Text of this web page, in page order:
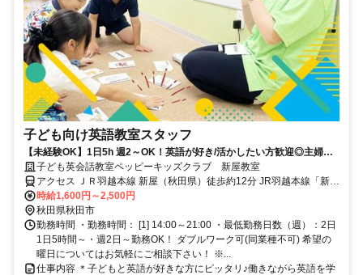
子ども向け英語教室スタッフ
【未経験OK】1日5h 週2～OK！英語が好き/活かしたい方歓迎◎主婦
(夫)/学生も活躍中！
子ども英会話教室ペッピーキッズクラブ 新屋教室
アクセス ＪＲ羽越本線 新屋（秋田県）徒歩約12分 JR羽越本線「新屋
駅」より徒歩12分 ／近隣教室への勤務も応相談 ※屋内禁煙
時給1,600円～2,500円
秋田県秋田市
勤務時間 ・勤務時間： [1] 14:00～21:00 ・最低勤務日数（週）：2日
1日5時間～・週2日～勤務OK！ ダブルワーク可(同業種不可) 希望の
曜日についてはお気軽にご相談下さい！ ※...
仕事内容 ＊子どもと英語が好きな方にピッタリ♪働きながら英語を学